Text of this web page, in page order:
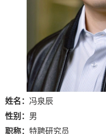
姓名： 冯泉辰
性别： 男
职称： 特聘研究员